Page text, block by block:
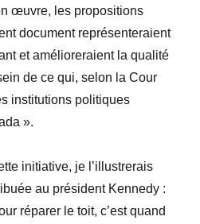
œuvre, les propositions
document représenteraient
et amélioreraient la qualité
de ce qui, selon la Cour
institutions politiques
».
initiative, je l’illustrerais
au président Kennedy :
réparer le toit, c’est quand